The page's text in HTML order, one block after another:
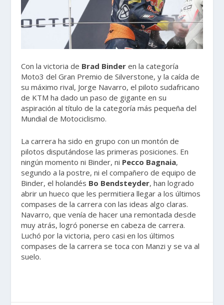
Con la victoria de Brad Binder en la categoría
Moto3 del Gran Premio de Silverstone, y la caída de
su máximo rival, Jorge Navarro, el piloto sudafricano
de KTM ha dado un paso de gigante en su
aspiración al título de la categoría más pequeña del
Mundial de Motociclismo.
La carrera ha sido en grupo con un montón de
pilotos disputándose las primeras posiciones. En
ningún momento ni Binder, ni Pecco Bagnaia,
segundo a la postre, ni el compañero de equipo de
Binder, el holandés Bo Bendsteyder, han logrado
abrir un hueco que les permitiera llegar a los últimos
compases de la carrera con las ideas algo claras.
Navarro, que venía de hacer una remontada desde
muy atrás, logró ponerse en cabeza de carrera.
Luchó por la victoria, pero casi en los últimos
compases de la carrera se toca con Manzi y se va al
suelo.